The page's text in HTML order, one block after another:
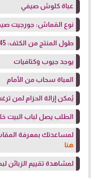
عباة كلوش صيفي
نوع القماش: جورجيت
طول المنتج من الكتف: 145 سم (بلبس حتى طول 172)
يوجد جيوب وكتافيات
العباة سحاب من الأمام
يُمكن إزالة الحزام لمن
الطلب يصل لباب البيت
لمساعدتك بمعرفة
هنا
لمشاهدة تقييم الزبائن